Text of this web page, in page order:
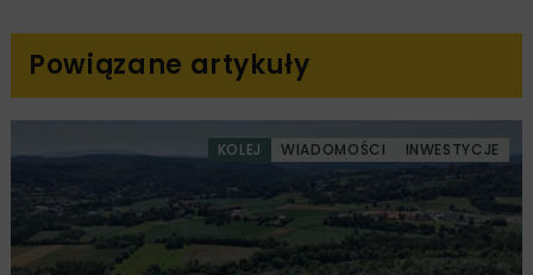
Powiązane artykuły
KOLEJ WIADOMOŚCI INWESTYCJE